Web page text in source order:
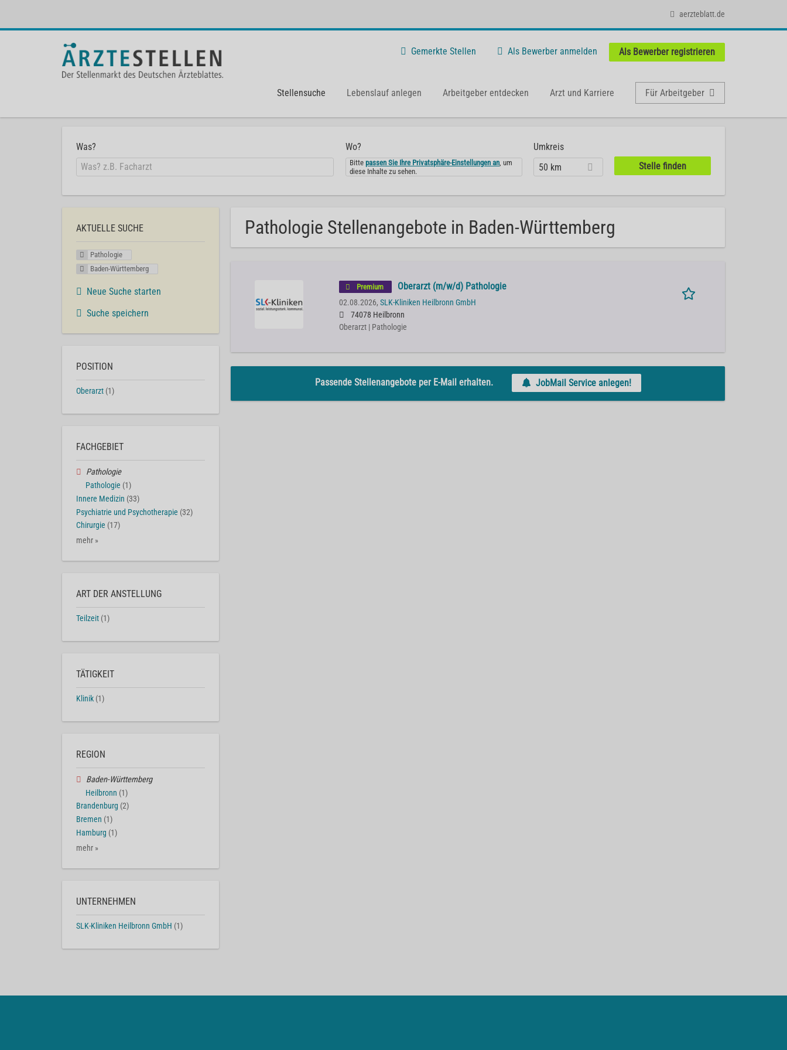
aerzteblatt.de
Gemerkte Stellen Als Bewerber anmelden Als Bewerber registrieren
Stellensuche Lebenslauf anlegen Arbeitgeber entdecken Arzt und Karriere Für Arbeitgeber
Was? Wo?
Bittepassen Sie Ihre Privatsphäre-Einstellungen an, um
diese Inhalte zu sehen.
Umkreis
50 km
Pathologie Stellenangebote in Baden-Württemberg
Premium Oberarzt (m/w/d) Pathologie
02.08.2026, SLK-Kliniken Heilbronn GmbH
74078 Heilbronn
Oberarzt | Pathologie
Passende Stellenangebote per E-Mail erhalten. JobMail Service anlegen!
AKTUELLE SUCHE
Pathologie
Baden-Württemberg
Neue Suche starten
Suche speichern
POSITION
Oberarzt (1)
FACHGEBIET
Pathologie
Pathologie (1)
Innere Medizin (33)
Psychiatrie und Psychotherapie (32)
Chirurgie (17)
mehr »
ART DER ANSTELLUNG
Teilzeit (1)
TÄTIGKEIT
Klinik (1)
REGION
Baden-Württemberg
Heilbronn (1)
Brandenburg (2)
Bremen (1)
Hamburg (1)
mehr »
UNTERNEHMEN
SLK-Kliniken Heilbronn GmbH (1)